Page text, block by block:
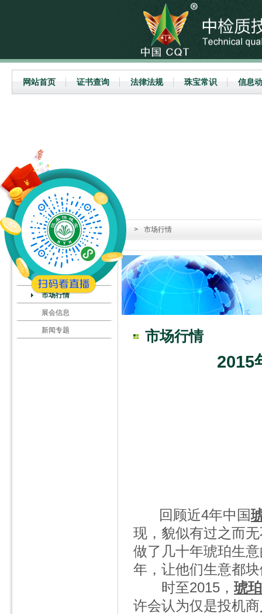
网站首页 证书查询 法律法规 珠宝常识 信息
当前位置： 首页 > 信息动态 > 市场行情
市场行情
展会信息
新闻专题 市场行情
2015
回顾近4年中国
现，貌似有过之而
做了几十年琥珀生
年，让他们生意都
时至2015， 琥
许会认为仅是投机